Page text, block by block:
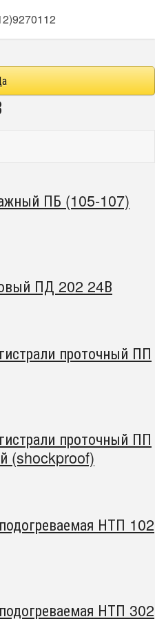
ПБ (105-107)
ПД 202 24В
проточный ПП
проточный ПП
(shockproof)
НТП 102
НТП 302